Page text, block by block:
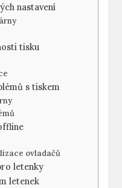
nastavení
tisku
s tiskem
ovladačů
letenky
letenek